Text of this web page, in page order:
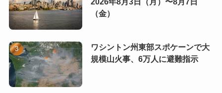
2026年8月3日（月）〜8月7日
（金）
ワシントン州東部スポケーンで大
規模山火事、6万人に避難指示